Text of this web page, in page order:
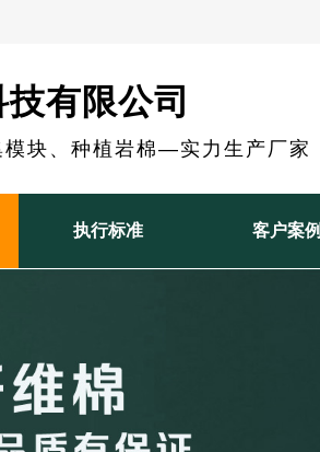
有限公司
块、种植岩棉—实力生产厂家
执行标准 客户案例